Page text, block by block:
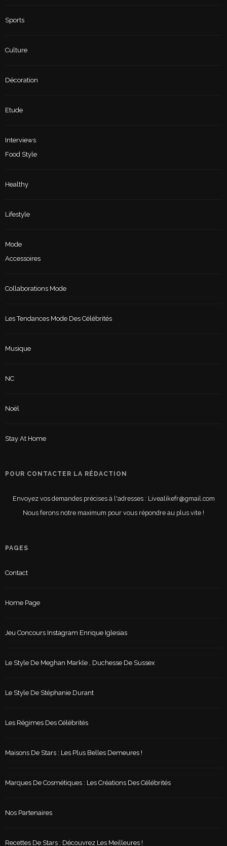
Sports
Culture
Décoration
Etude
Interviews
Food Style
Healthy
Lifestyle
Mode
Accessoires
Collaborations Mode
Les Tendances Mode Des Célébrités
Musique
NC
Noël
Stay At Home
POUR CONTACTER LA RÉDACTION
Envoyez vos demandes précises à l'adresses : Livealikefr@gmail.com
Nous ferons notre maximum pour vous répondre au plus vite !
PAGES
Contact
Home Page
Jeu Concours Instagram Enrique Iglesias
Le Style De Meghan Markle , Duchesse De Sussex
Le Style De Stéphanie Durant
Les Régimes Des Célébrités
Maisons De Stars : Les Plus Belles Demeures !
Marques De Cosmétiques : Les Créations Des Célébrités
Nos Partenaires
Recettes De Stars : Découvrez Les Meilleures !